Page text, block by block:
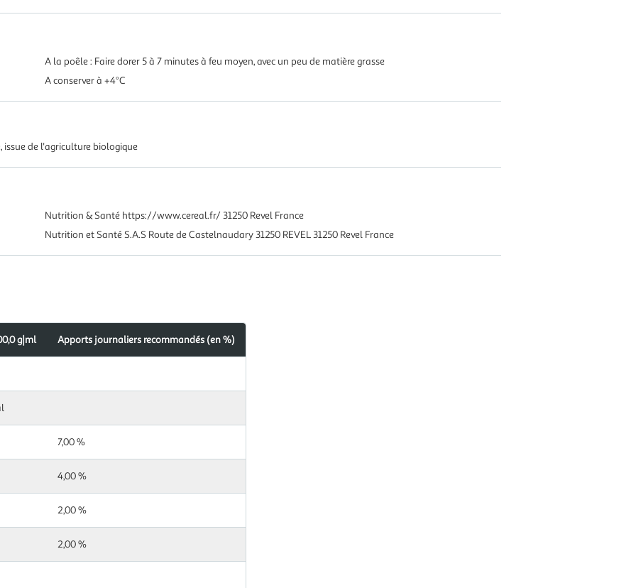
A la poêle : Faire dorer 5 à 7 minutes à feu moyen, avec un peu de matière grasse
A conserver à +4°C
issue de l'agriculture biologique
Nutrition & Santé https://www.cereal.fr/ 31250 Revel France
Nutrition et Santé S.A.S Route de Castelnaudary 31250 REVEL 31250 Revel France
g|ml Apports journaliers recommandés (en %)
7,00 %
4,00 %
2,00 %
2,00 %